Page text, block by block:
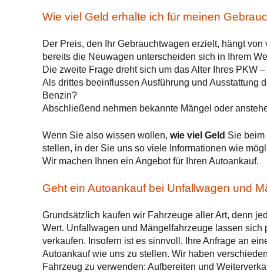
Wie viel Geld erhalte ich für meinen
Der Preis, den Ihr Gebrauchtwagen erzielt, hängt
bereits die Neuwagen unterscheiden sich in Ihrem
Die zweite Frage dreht sich um das Alter Ihres PKW
Als drittes beeinflussen Ausführung und Ausstattung
Benzin?
Abschließend nehmen bekannte Mängel oder
Wenn Sie also wissen wollen, wie viel Geld Sie beim
stellen, in der Sie uns so viele Informationen wie
Wir machen Ihnen ein Angebot für Ihren Autoankauf.
Geht ein Autoankauf bei Unfallwagen und
Grundsätzlich kaufen wir Fahrzeuge aller Art, denn
Wert. Unfallwagen und Mängelfahrzeuge lassen sich
verkaufen. Insofern ist es sinnvoll, Ihre Anfrage an
Autoankauf wie uns zu stellen. Wir haben
Fahrzeug zu verwenden: Aufbereiten und